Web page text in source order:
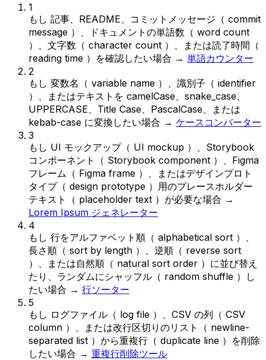
1
もし 記事、README、コミットメッセージ（ commit
message ）、ドキュメントの単語数（ word count
）、文字数（ character count ）、または読了時間（
reading time ）を確認したい場合 → 単語カウンター
2
もし 変数名（ variable name ）、識別子（ identifier
）、またはテキストを camelCase、snake_case、
UPPERCASE、Title Case、PascalCase、または
kebab-case に変換したい場合 → ケースコンバーター
3
もし UI モックアップ（ UI mockup ）、Storybook
コンポーネント（ Storybook component ）、Figma
フレーム（ Figma frame ）、またはデザインプロト
タイプ（ design prototype ）用のプレースホルダー
テキスト（ placeholder text ）が必要な場合 →
Lorem Ipsum ジェネレーター
4
もし 行をアルファベット順（ alphabetical sort ）、
長さ順（ sort by length ）、逆順（ reverse sort
）、または自然順（ natural sort order ）に並び替え
たり、ランダムにシャッフル（ random shuffle ）し
たい場合 → 行ソーター
5
もし ログファイル（ log file ）、CSV の列（ CSV
column ）、または改行区切りのリスト（ newline-
separated list ）から重複行（ duplicate line ）を削除
したい場合 → 重複行削除ツール